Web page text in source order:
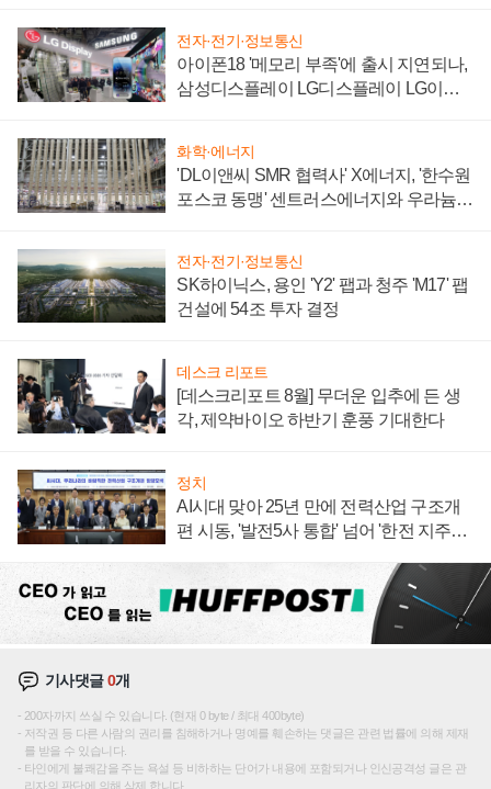
전자·전기·정보통신
아이폰18 '메모리 부족'에 출시 지연되나,
삼성디스플레이 LG디스플레이 LG이노
화학·에너지
'DL이앤씨 SMR 협력사' X에너지, '한수원
포스코 동맹' 센트러스에너지와 우라늄
전자·전기·정보통신
SK하이닉스, 용인 'Y2' 팹과 청주 'M17' 팹
건설에 54조 투자 결정
데스크 리포트
[데스크리포트 8월] 무더운 입추에 든 생
각, 제약바이오 하반기 훈풍 기대한다
정치
AI시대 맞아 25년 만에 전력산업 구조개
편 시동, '발전5사 통합' 넘어 '한전 지주사'
기사댓글0개
200자까지 쓰실 수 있습니다. (현재 0 byte / 최대 400byte)
저작권 등 다른 사람의 권리를 침해하거나 명예를 훼손하는 댓글은 관련 법률에 의해 제재
를 받을 수 있습니다.
타인에게 불쾌감을 주는 욕설 등 비하하는 단어가 내용에 포함되거나 인신공격성 글은 관
리자의 판단에 의해 삭제 합니다.